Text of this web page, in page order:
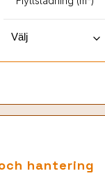
keyboard_arrow_down
hantering